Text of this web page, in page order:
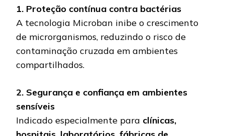
1. Proteção contínua contra bactérias
A tecnologia Microban inibe o crescimento
de microrganismos, reduzindo o risco de
contaminação cruzada em ambientes
compartilhados.
2. Segurança e confiança em ambientes
sensíveis
Indicado especialmente para clínicas,